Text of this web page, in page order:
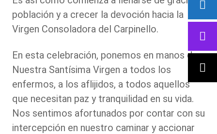
población y a crecer la devoción hacia la
Virgen Consoladora del Carpinello.
En esta celebración, ponemos en manos de
Nuestra Santísima Virgen a todos los
enfermos, a los aflijidos, a todos aquellos
que necesitan paz y tranquilidad en su vida.
Nos sentimos afortunados por contar con su
intercepción en nuestro caminar y accionar